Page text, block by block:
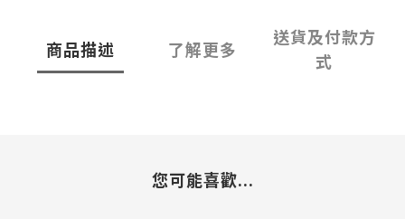
商品描述 了解更多
送貨及付款方
式
您可能喜歡...